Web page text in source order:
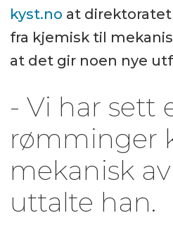
kyst.no at
fra kjemisk til
at det gir noen nye
- Vi har sett
rømminger
mekanisk
uttalte han.